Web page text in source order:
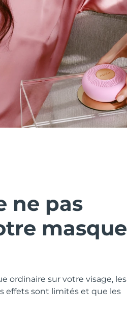
ne pas
masque
ordinaire sur votre visage, les
effets sont limités et que les